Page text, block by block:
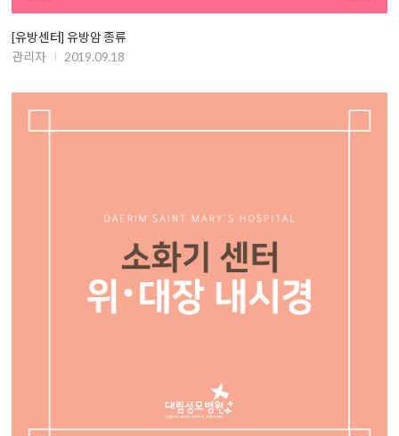
[유방센터] 유방암 종류
관리자
2019.09.18